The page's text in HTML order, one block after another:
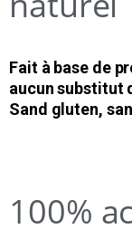
Fait à base de
aucun substitut
Sand gluten,
100%